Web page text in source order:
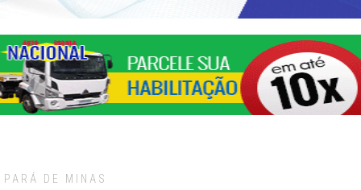
PARÁ DE MINAS